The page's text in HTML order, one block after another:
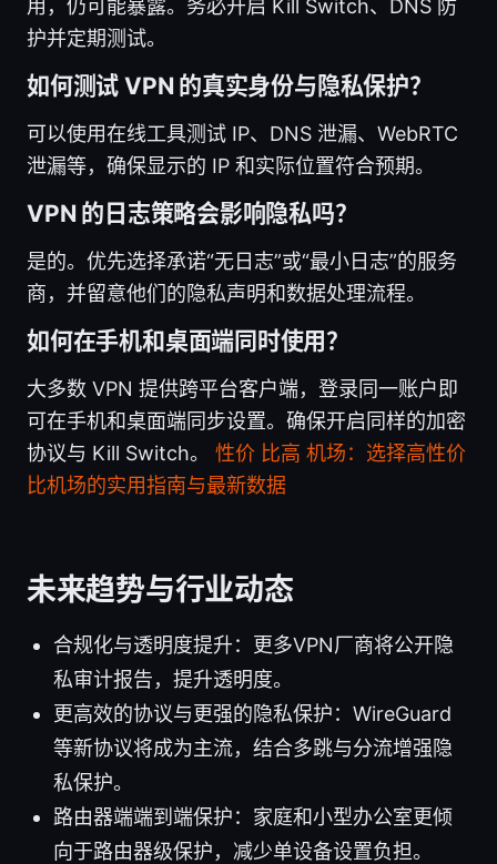
用，仍可能暴露。务必开启 Kill Switch、DNS 防
护并定期测试。
如何测试 VPN 的真实身份与隐私保护？
可以使用在线工具测试 IP、DNS 泄漏、WebRTC
泄漏等，确保显示的 IP 和实际位置符合预期。
VPN 的日志策略会影响隐私吗？
是的。优先选择承诺“无日志”或“最小日志”的服务
商，并留意他们的隐私声明和数据处理流程。
如何在手机和桌面端同时使用？
大多数 VPN 提供跨平台客户端，登录同一账户即
可在手机和桌面端同步设置。确保开启同样的加密
协议与 Kill Switch。 性价 比高 机场：选择高性价
比机场的实用指南与最新数据
未来趋势与行业动态
合规化与透明度提升：更多VPN厂商将公开隐
私审计报告，提升透明度。
更高效的协议与更强的隐私保护：WireGuard
等新协议将成为主流，结合多跳与分流增强隐
私保护。
路由器端端到端保护：家庭和小型办公室更倾
向于路由器级保护，减少单设备设置负担。